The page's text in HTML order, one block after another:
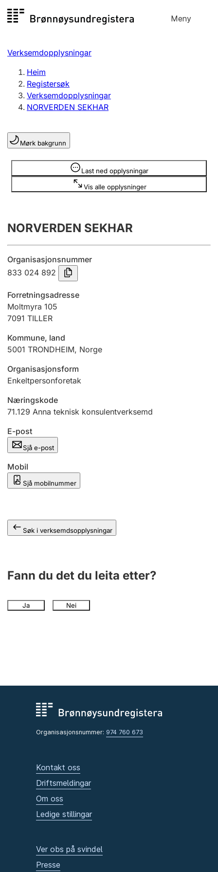
til
Meny
Registersøk
Aksjeselskap
Enkeltpersonføretak
Registrere, endre, slette
Lag og foreining
Registrere, endre, slette
Årsrekneskap
Innsending og forseinkingsgebyr
Jeger
Ektepaktrettleiaren
Andre tema
Verksemdopplysningar
Heim
Registersøk
Verksemdopplysningar
NORVERDEN SEKHAR
Mørk bakgrunn
Last ned opplysningar
Vis alle opplysninger
Opplysninger er skjult
NORVERDEN SEKHAR
Organisasjonsnummer
833 024 892
Forretningsadresse
Moltmyra 105
7091 TILLER
Kommune, land
5001 TRONDHEIM, Norge
Organisasjonsform
Enkeltpersonforetak
Næringskode
71.129 Anna teknisk konsulentverksemd
E-post
Sjå e-post
Mobil
Sjå mobilnummer
Søk i verksemdsopplysningar
Fann du det du leita etter?
Ja Nei
Organisasjonsnummer: 974 760 673
Kontakt oss
Driftsmeldingar
Om oss
Ledige stillingar
Ver obs på svindel
Presse